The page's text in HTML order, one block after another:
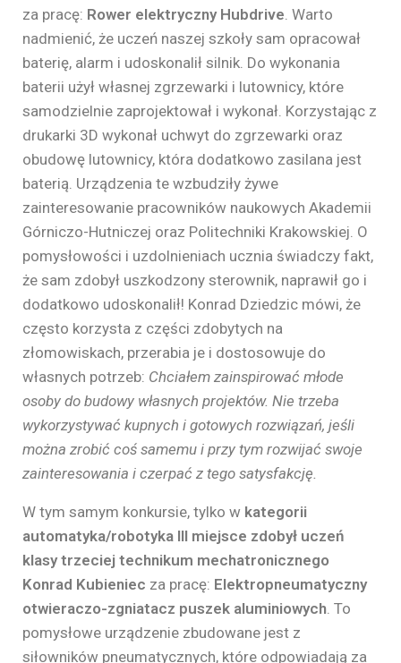
za pracę: Rower elektryczny Hubdrive . Warto
nadmienić, że uczeń naszej szkoły sam opracował
baterię, alarm i udoskonalił silnik. Do wykonania
baterii użył własnej zgrzewarki i lutownicy, które
samodzielnie zaprojektował i wykonał. Korzystając z
drukarki 3D wykonał uchwyt do zgrzewarki oraz
obudowę lutownicy, która dodatkowo zasilana jest
baterią. Urządzenia te wzbudziły żywe
zainteresowanie pracowników naukowych Akademii
Górniczo-Hutniczej oraz Politechniki Krakowskiej. O
pomysłowości i uzdolnieniach ucznia świadczy fakt,
że sam zdobył uszkodzony sterownik, naprawił go i
dodatkowo udoskonalił! Konrad Dziedzic mówi, że
często korzysta z części zdobytych na
złomowiskach, przerabia je i dostosowuje do
własnych potrzeb: Chciałem zainspirować młode
osoby do budowy własnych projektów. Nie trzeba
wykorzystywać kupnych i gotowych rozwiązań, jeśli
można zrobić coś samemu i przy tym rozwijać swoje
zainteresowania i czerpać z tego satysfakcję.
W tym samym konkursie, tylko w kategorii
automatyka/robotyka III miejsce zdobył uczeń
klasy trzeciej technikum mechatronicznego
Konrad Kubieniec za pracę: Elektropneumatyczny
otwieraczo-zgniatacz puszek aluminiowych. To
pomysłowe urządzenie zbudowane jest z
siłowników pneumatycznych, które odpowiadają za